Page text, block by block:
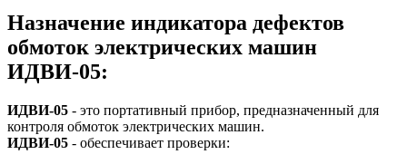
Назначение индикатора дефектов
обмоток электрических машин
ИДВИ-05:
ИДВИ-05 - это портативный прибор, предназначенный для
контроля обмоток электрических машин.
ИДВИ-05 - обеспечивает проверки: